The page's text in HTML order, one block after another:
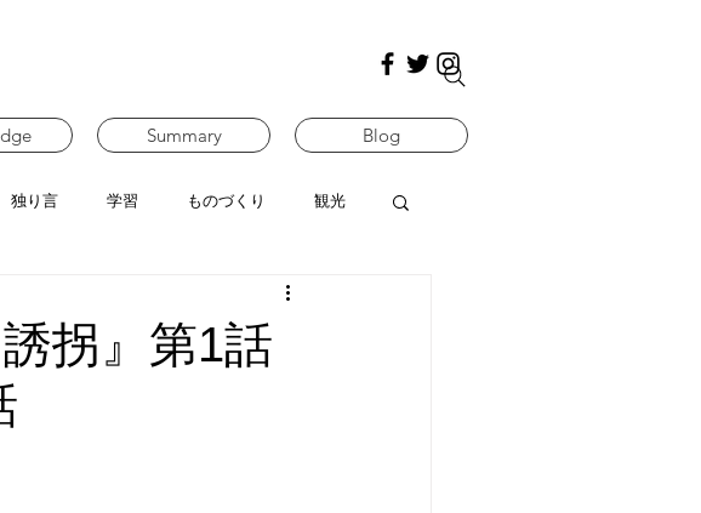
Summary Blog
独り言 学習 ものづくり 観光
拐』第1話